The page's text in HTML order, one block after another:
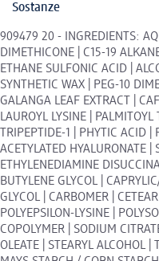
Sostanze
909479 20 - INGREDIENTS:
DIMETHICONE | C15-19
ETHANE SULFONIC ACID |
SYNTHETIC WAX | PEG-10
GALANGA LEAF EXTRACT |
LAUROYL LYSINE |
TRIPEPTIDE-1 | PHYTIC ACID
ACETYLATED HYALURONATE
ETHYLENEDIAMINE
BUTYLENE GLYCOL |
GLYCOL | CARBOMER |
POLYEPSILON-LYSINE |
COPOLYMER | SODIUM
OLEATE | STEARYL ALCOHOL